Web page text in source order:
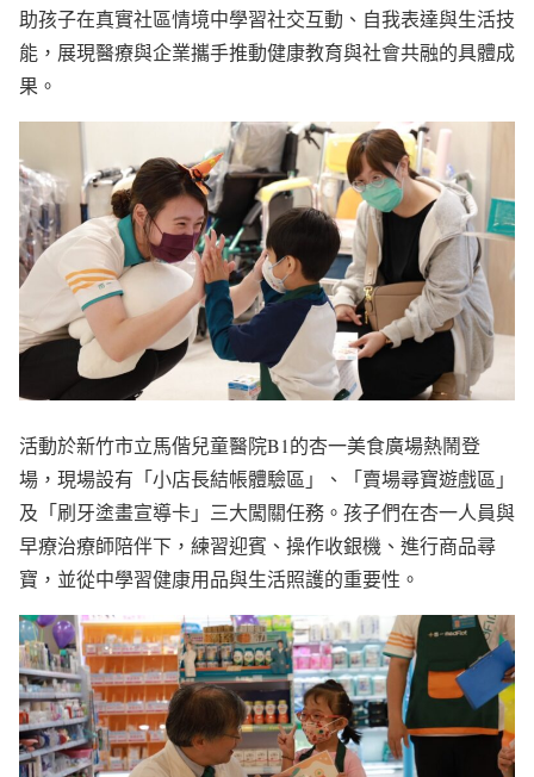
助孩子在真實社區情境中學習社交互動、自我表達與生活技
能，展現醫療與企業攜手推動健康教育與社會共融的具體成
果。
活動於新竹市立馬偕兒童醫院B1的杏一美食廣場熱鬧登
場，現場設有「小店長結帳體驗區」、「賣場尋寶遊戲區」
及「刷牙塗畫宣導卡」三大闖關任務。孩子們在杏一人員與
早療治療師陪伴下，練習迎賓、操作收銀機、進行商品尋
寶，並從中學習健康用品與生活照護的重要性。